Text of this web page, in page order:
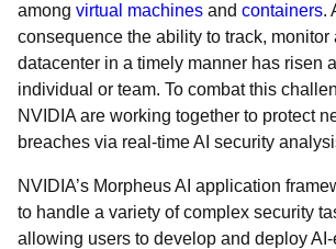
among virtual machines and containers.
consequence the ability to track, monitor
datacenter in a timely manner has risen
individual or team. To combat this
NVIDIA are working together to protect
breaches via real-time AI security
NVIDIA’s Morpheus AI application
to handle a variety of complex security
allowing users to develop and deploy